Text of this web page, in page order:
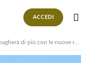
ACCEDI
di più con le nuove regole